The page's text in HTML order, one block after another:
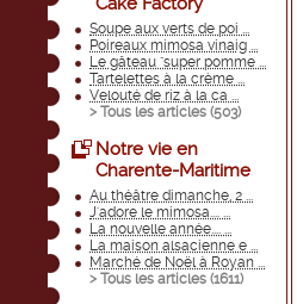
Soupe aux verts de poi ...
Poireaux mimosa vinaig ...
Le gâteau "super pomme ...
Tartelettes à la crème ...
Velouté de riz à la ca ...
> Tous les articles (503)
Notre vie en
Charente-Maritime
Au théâtre dimanche, 2 ...
J'adore le mimosa.... ...
La nouvelle année.... ...
La maison alsacienne e ...
Marché de Noël à Royan ...
> Tous les articles (1611)